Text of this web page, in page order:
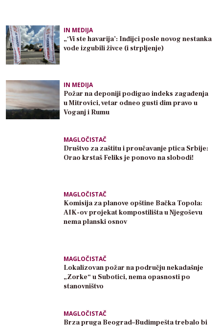
IN MEDIJA
„‘Vi ste havarija’: Inđijci posle novog nestanka
vode izgubili živce (i strpljenje)
IN MEDIJA
Požar na deponiji podigao indeks zagađenja
u Mitrovici, vetar odneo gusti dim pravo u
Voganj i Rumu
MAGLOČISTAČ
Društvo za zaštitu i proučavanje ptica Srbije:
Orao krstaš Feliks je ponovo na slobodi!
MAGLOČISTAČ
Komisija za planove opštine Bačka Topola:
AIK-ov projekat kompostilišta u Njegoševu
nema planski osnov
MAGLOČISTAČ
Lokalizovan požar na području nekadašnje
„Zorke“ u Subotici, nema opasnosti po
stanovništvo
MAGLOČISTAČ
Brza pruga Beograd–Budimpešta trebalo bi